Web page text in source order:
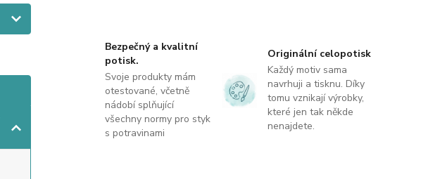
Bezpečný a kvalitní
potisk.
Svoje produkty mám
otestované, včetně
nádobí splňující
všechny normy pro styk
s potravinami
Originální celopotisk
Každý motiv sama
navrhuji a tisknu. Díky
tomu vznikají výrobky,
které jen tak někde
nenajdete.